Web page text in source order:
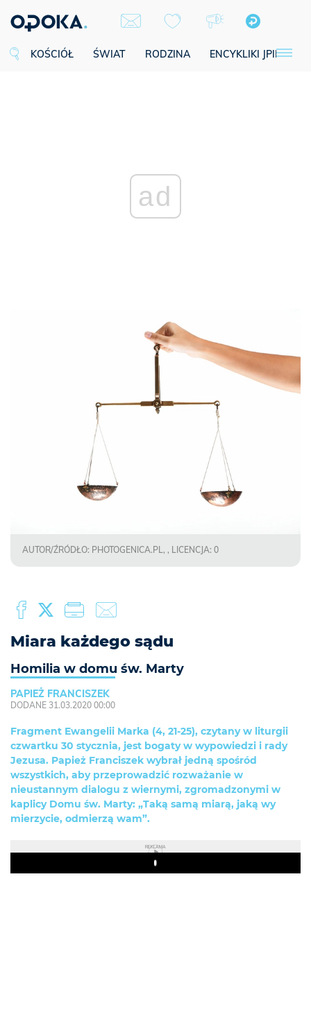
KOŚCIÓŁ ŚWIAT RODZINA ENCYKLIKI JPII
ad
AUTOR/ŹRÓDŁO: PHOTOGENICA.PL, , LICENCJA: 0
Miara każdego sądu
Homilia w domu św. Marty
PAPIEŻ FRANCISZEK
DODANE 31.03.2020 00:00
Fragment Ewangelii Marka (4, 21-25), czytany w liturgii
czwartku 30 stycznia, jest bogaty w wypowiedzi i rady
Jezusa. Papież Franciszek wybrał jedną spośród
wszystkich, aby przeprowadzić rozważanie w
nieustannym dialogu z wiernymi, zgromadzonymi w
kaplicy Domu św. Marty: „Taką samą miarą, jaką wy
mierzycie, odmierzą wam”.
REKLAMA
Play